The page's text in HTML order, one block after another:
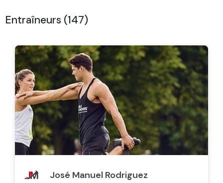
Entraîneurs (147)
José Manuel Rodriguez